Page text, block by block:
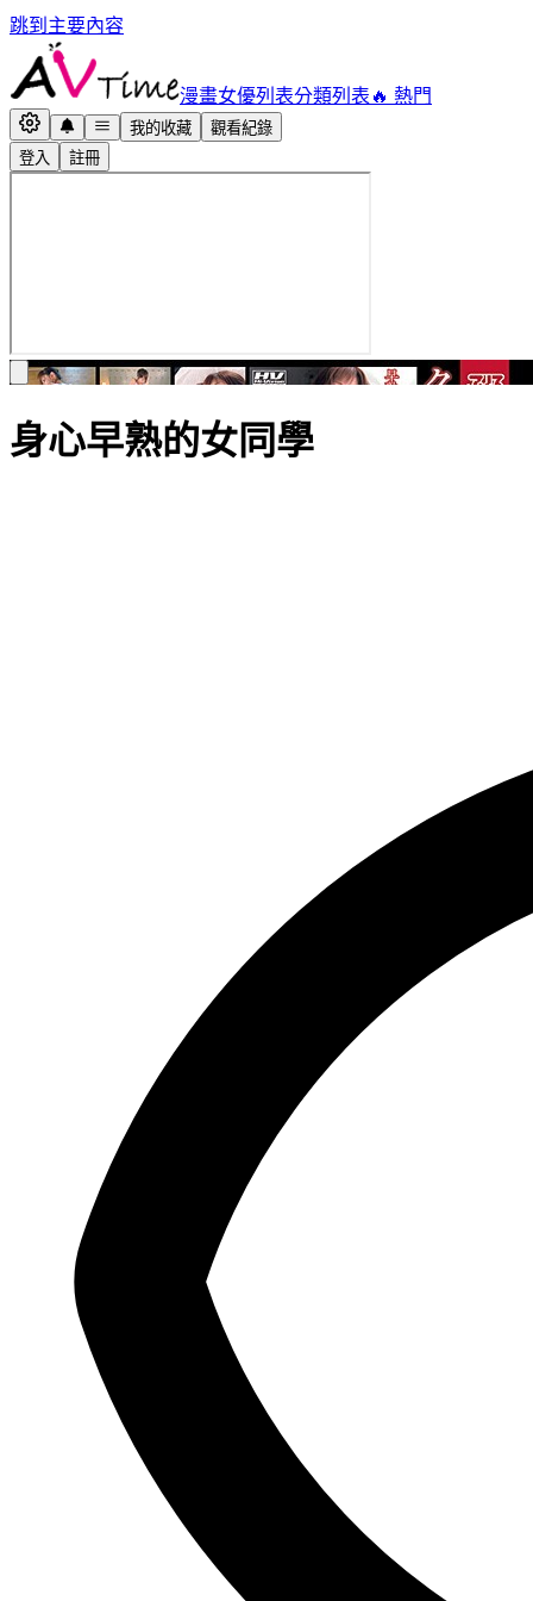
跳到主要內容
漫畫女優列表分類列表 🔥 熱門
我的收藏
觀看紀錄
登入
註冊
身心早熟的女同學